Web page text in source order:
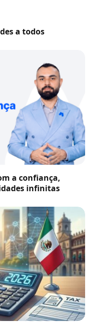
a todos
a confiança,
infinitas